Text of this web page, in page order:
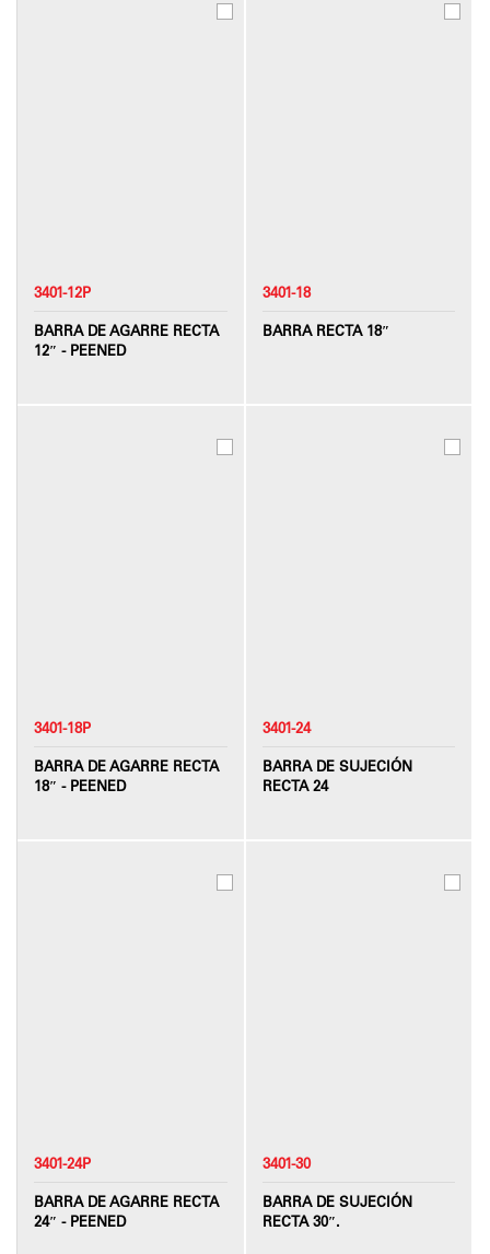
3401-12P
BARRA DE AGARRE RECTA
12″ - PEENED
3401-18
BARRA RECTA 18″
3401-18P
BARRA DE AGARRE RECTA
18″ - PEENED
3401-24
BARRA DE SUJECIÓN
RECTA 24
3401-24P
BARRA DE AGARRE RECTA
24″ - PEENED
3401-30
BARRA DE SUJECIÓN
RECTA 30″.